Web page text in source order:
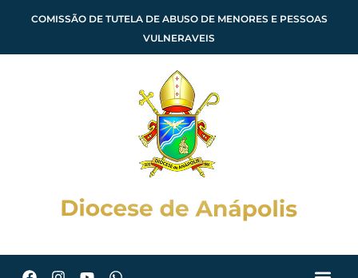
COMISSÃO DE TUTELA DE ABUSO DE MENORES E PESSOAS
VULNERAVEIS